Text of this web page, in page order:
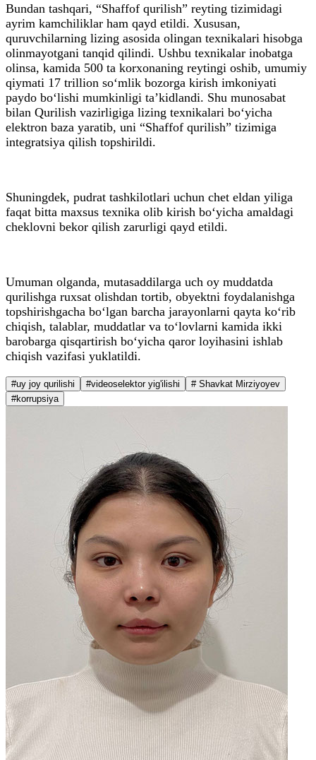
Bundan tashqari, “Shaffof qurilish” reyting tizimidagi
ayrim kamchiliklar ham qayd etildi. Xususan,
quruvchilarning lizing asosida olingan texnikalari hisobga
olinmayotgani tanqid qilindi. Ushbu texnikalar inobatga
olinsa, kamida 500 ta korxonaning reytingi oshib, umumiy
qiymati 17 trillion so‘mlik bozorga kirish imkoniyati
paydo bo‘lishi mumkinligi ta’kidlandi. Shu munosabat
bilan Qurilish vazirligiga lizing texnikalari bo‘yicha
elektron baza yaratib, uni “Shaffof qurilish” tizimiga
integratsiya qilish topshirildi.
Shuningdek, pudrat tashkilotlari uchun chet eldan yiliga
faqat bitta maxsus texnika olib kirish bo‘yicha amaldagi
cheklovni bekor qilish zarurligi qayd etildi.
Umuman olganda, mutasaddilarga uch oy muddatda
qurilishga ruxsat olishdan tortib, obyektni foydalanishga
topshirishgacha bo‘lgan barcha jarayonlarni qayta ko‘rib
chiqish, talablar, muddatlar va to‘lovlarni kamida ikki
barobarga qisqartirish bo‘yicha qaror loyihasini ishlab
chiqish vazifasi yuklatildi.
#uy joy qurilishi #videoselektor yig'ilishi
# Shavkat Mirziyoyev
#korrupsiya